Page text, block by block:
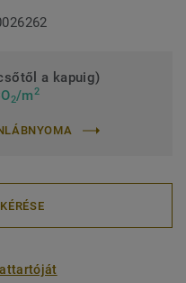
a kapuig)
2/m2